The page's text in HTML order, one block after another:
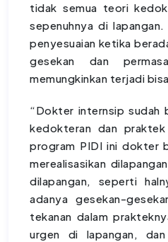
tidak semua teori
sepenuhnya di
penyesuaian ketika
gesekan dan
memungkinkan terjadi
“Dokter internsip
kedokteran dan
program PIDI ini dokter
merealisasikan
dilapangan, seperti
adanya gesekan-
tekanan dalam
urgen di lapangan,